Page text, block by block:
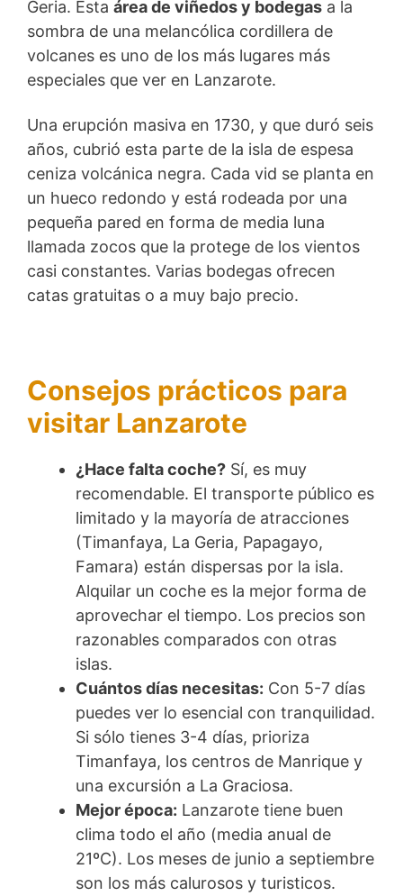
Geria. Esta área de viñedos y bodegas a la
sombra de una melancólica cordillera de
volcanes es uno de los más lugares más
especiales que ver en Lanzarote.
Una erupción masiva en 1730, y que duró seis
años, cubrió esta parte de la isla de espesa
ceniza volcánica negra. Cada vid se planta en
un hueco redondo y está rodeada por una
pequeña pared en forma de media luna
llamada zocos que la protege de los vientos
casi constantes. Varias bodegas ofrecen
catas gratuitas o a muy bajo precio.
Consejos prácticos para
visitar Lanzarote
¿Hace falta coche? Sí, es muy
recomendable. El transporte público es
limitado y la mayoría de atracciones
(Timanfaya, La Geria, Papagayo,
Famara) están dispersas por la isla.
Alquilar un coche es la mejor forma de
aprovechar el tiempo. Los precios son
razonables comparados con otras
islas.
Cuántos días necesitas: Con 5-7 días
puedes ver lo esencial con tranquilidad.
Si sólo tienes 3-4 días, prioriza
Timanfaya, los centros de Manrique y
una excursión a La Graciosa.
Mejor época: Lanzarote tiene buen
clima todo el año (media anual de
21ºC). Los meses de junio a septiembre
son los más calurosos y turisticos.